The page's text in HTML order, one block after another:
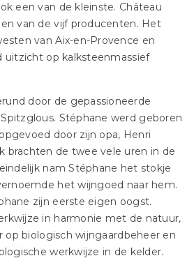
een van de kleinste. Château
van de vijf producenten. Het
van Aix-en-Provence en
op kalksteenmassief
door de gepassioneerde
Stéphane werd geboren
door zijn opa, Henri
brachten de twee vele uren in de
nam Stéphane het stokje
het wijngoed naar hem.
zijn eerste eigen oogst.
in harmonie met de natuur,
op biologisch wijngaardbeheer en
werkwijze in de kelder.